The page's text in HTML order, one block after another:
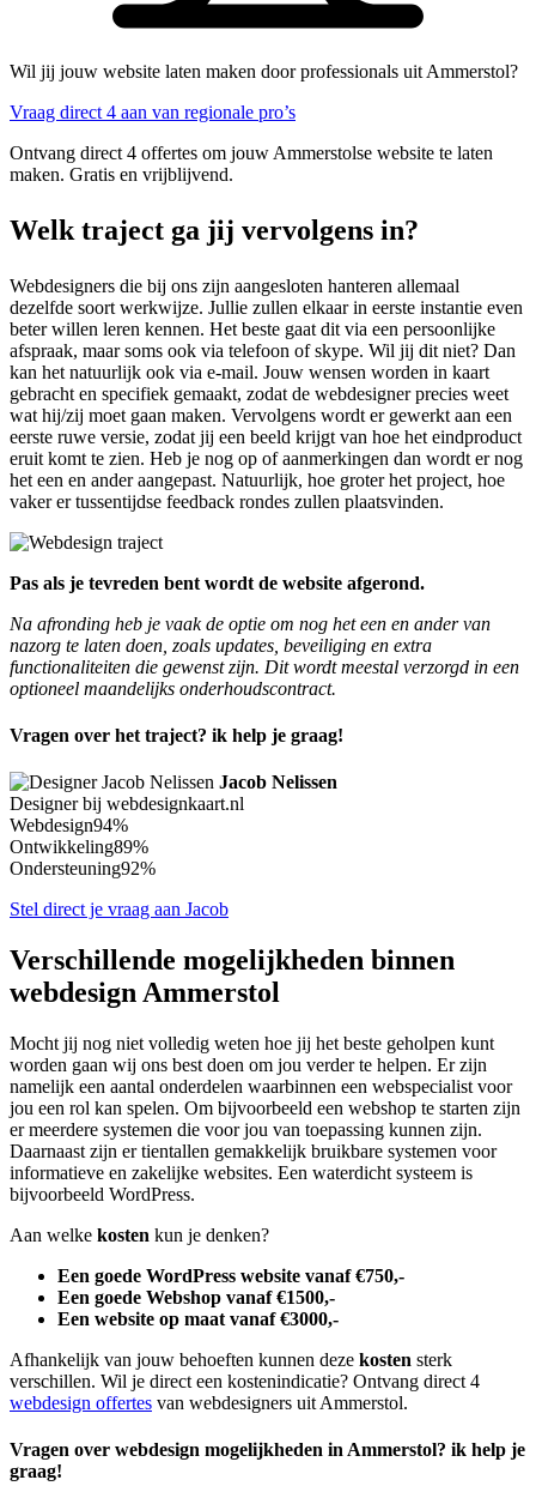
Wil jij jouw website laten maken door professionals uit Ammerstol?
Vraag direct 4 aan van regionale pro’s
Ontvang direct 4 offertes om jouw Ammerstolse website te laten
maken. Gratis en vrijblijvend.
Welk traject ga jij vervolgens in?
Webdesigners die bij ons zijn aangesloten hanteren allemaal
dezelfde soort werkwijze. Jullie zullen elkaar in eerste instantie even
beter willen leren kennen. Het beste gaat dit via een persoonlijke
afspraak, maar soms ook via telefoon of skype. Wil jij dit niet? Dan
kan het natuurlijk ook via e-mail. Jouw wensen worden in kaart
gebracht en specifiek gemaakt, zodat de webdesigner precies weet
wat hij/zij moet gaan maken. Vervolgens wordt er gewerkt aan een
eerste ruwe versie, zodat jij een beeld krijgt van hoe het eindproduct
eruit komt te zien. Heb je nog op of aanmerkingen dan wordt er nog
het een en ander aangepast. Natuurlijk, hoe groter het project, hoe
vaker er tussentijdse feedback rondes zullen plaatsvinden.
Pas als je tevreden bent wordt de website afgerond.
Na afronding heb je vaak de optie om nog het een en ander van
nazorg te laten doen, zoals updates, beveiliging en extra
functionaliteiten die gewenst zijn. Dit wordt meestal verzorgd in een
optioneel maandelijks onderhoudscontract.
Vragen over het traject? ik help je graag!
Jacob Nelissen
Designer bij webdesignkaart.nl
Webdesign94%
Ontwikkeling89%
Ondersteuning92%
Stel direct je vraag aan Jacob
Verschillende mogelijkheden binnen
webdesign Ammerstol
Mocht jij nog niet volledig weten hoe jij het beste geholpen kunt
worden gaan wij ons best doen om jou verder te helpen. Er zijn
namelijk een aantal onderdelen waarbinnen een webspecialist voor
jou een rol kan spelen. Om bijvoorbeeld een webshop te starten zijn
er meerdere systemen die voor jou van toepassing kunnen zijn.
Daarnaast zijn er tientallen gemakkelijk bruikbare systemen voor
informatieve en zakelijke websites. Een waterdicht systeem is
bijvoorbeeld WordPress.
Aan welke kosten kun je denken?
Een goede WordPress website vanaf €750,-
Een goede Webshop vanaf €1500,-
Een website op maat vanaf €3000,-
Afhankelijk van jouw behoeften kunnen deze kosten sterk
verschillen. Wil je direct een kostenindicatie? Ontvang direct 4
webdesign offertes van webdesigners uit Ammerstol.
Vragen over webdesign mogelijkheden in Ammerstol? ik help je
graag!